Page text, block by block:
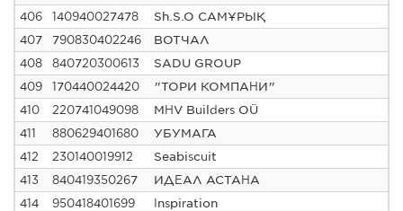
406
140940027478
Sh.S.O САМҰРЫҚ
407
790830402246
ВОТЧАЛ
408
840720300613
SADU GROUP
409
170440024420
"ТОРИ КОМПАНИ"
410
220741049098
MHV Builders OÜ
411
880629401680
УБУМАГА
412
230140019912
Seabiscuit
413
840419350267
ИДЕАЛ АСТАНА
414
950418401699
Inspiration